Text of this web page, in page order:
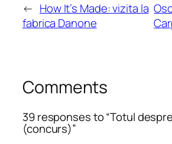
← How It’s Made: vizita la
fabrica Danone
Comments
39 responses to “Totul
(concurs)”